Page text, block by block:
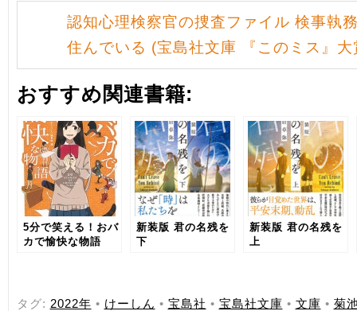
認知心理検察官の捜査ファイル 検事執
住んでいる (宝島社文庫 『このミス』
おすすめ関連書籍:
5分で笑える！おバ
カで愉快な物語
新装版 君の名残を
下
新装版 君の名残を
上
タグ: 2022年 • けーしん • 宝島社 • 宝島社文庫 • 文庫 • 菊